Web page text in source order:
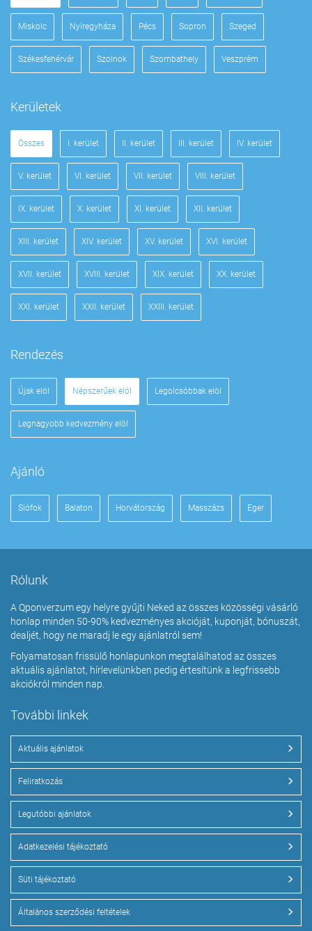
Miskolc Nyíregyháza Pécs Sopron Szeged
Székesfehérvár Szolnok Szombathely Veszprém
Kerületek
Összes I. kerület II. kerület III. kerület IV. kerület
V. kerület VI. kerület VII. kerület VIII. kerület
IX. kerület X. kerület XI. kerület XII. kerület
XIII. kerület XIV. kerület XV. kerület XVI. kerület
XVII. kerület XVIII. kerület XIX. kerület XX. kerület
XXI. kerület XXII. kerület XXIII. kerület
Rendezés
Újak elöl Népszerűek elöl Legolcsóbbak elöl
Legnagyobb kedvezmény elöl
Ajánló
Siófok Balaton Horvátország Masszázs Eger
Rólunk
A Qponverzum egy helyre gyűjti Neked az összes közösségi vásárló
honlap minden 50-90% kedvezményes akcióját, kuponját, bónuszát,
dealjét, hogy ne maradj le egy ajánlatról sem!
Folyamatosan frissülő honlapunkon megtalálhatod az összes
aktuális ajánlatot, hírlevelünkben pedig értesítünk a legfrissebb
akciókról minden nap.
További linkek
Aktuális ajánlatok
Feliratkozás
Legutóbbi ajánlatok
Adatkezelési tájékoztató
Süti tájékoztató
Általános szerződési feltételek